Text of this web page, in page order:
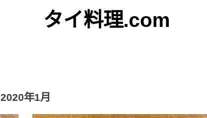
タイ料理.com
2020年1月